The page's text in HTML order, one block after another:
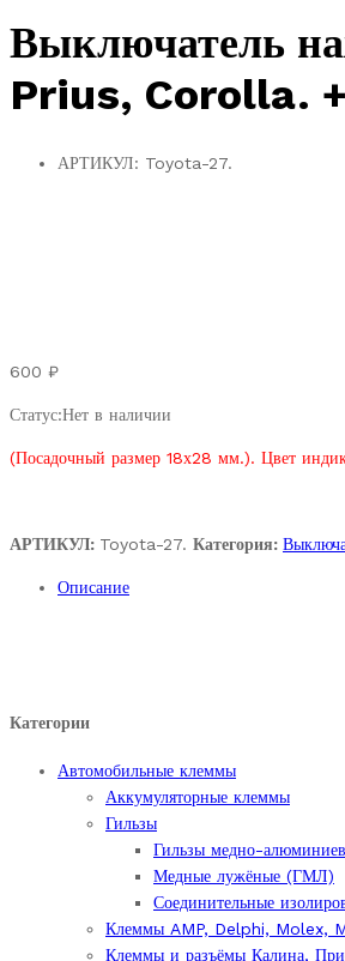
Выключатель
Prius, Corolla.
АРТИКУЛ: Toyota-27.
600 ₽
Статус:Нет в наличии
(Посадочный размер 18х28 мм.). Цвет
АРТИКУЛ: Toyota-27. Категория:
Описание
Категории
Автомобильные клеммы
Аккумуляторные клеммы
Гильзы
Гильзы медно-
Медные лужёные (ГМЛ)
Соединительные
Клеммы AMP, Delphi, Molex,
Клеммы и разъёмы Калина,